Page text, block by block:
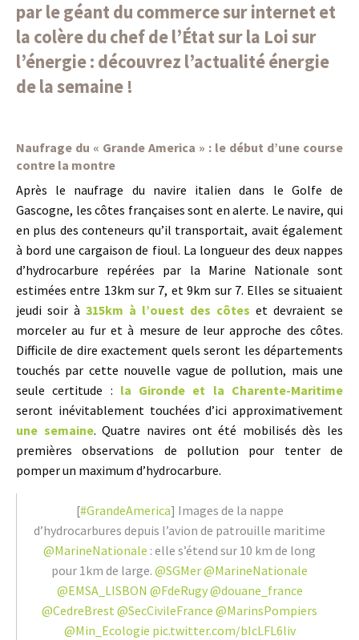
par le géant du commerce sur internet et
la colère du chef de l’État sur la Loi sur
l’énergie : découvrez l’actualité énergie
de la semaine !
Naufrage du « Grande America » : le début d’une course
contre la montre
Après le naufrage du navire italien dans le Golfe de
Gascogne, les côtes françaises sont en alerte. Le navire, qui
en plus des conteneurs qu’il transportait, avait également
à bord une cargaison de fioul. La longueur des deux nappes
d’hydrocarbure repérées par la Marine Nationale sont
estimées entre 13km sur 7, et 9km sur 7. Elles se situaient
jeudi soir à 315km à l’ouest des côtes et devraient se
morceler au fur et à mesure de leur approche des côtes.
Difficile de dire exactement quels seront les départements
touchés par cette nouvelle vague de pollution, mais une
seule certitude : la Gironde et la Charente-Maritime
seront inévitablement touchées d’ici approximativement
une semaine. Quatre navires ont été mobilisés dès les
premières observations de pollution pour tenter de
pomper un maximum d’hydrocarbure.
[#GrandeAmerica] Images de la nappe
d’hydrocarbures depuis l’avion de patrouille maritime
@MarineNationale : elle s’étend sur 10 km de long
pour 1km de large. @SGMer@MarineNationale
@EMSA_LISBON @FdeRugy@douane_france
@CedreBrest @SecCivileFrance @MarinsPompiers
@Min_Ecologie pic.twitter.com/bIcLFL6liv